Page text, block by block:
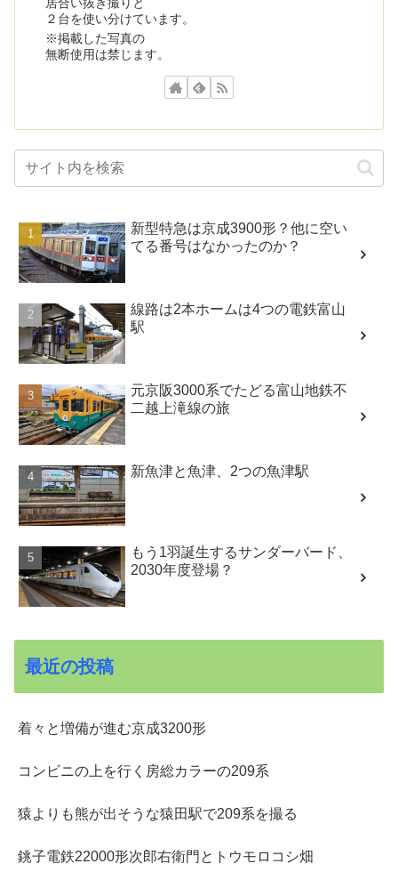
２台を使い分けています。
※掲載した写真の
無断使用は禁じます。
新型特急は京成3900形？他に空い
てる番号はなかったのか？
線路は2本ホームは4つの電鉄富山
駅
元京阪3000系でたどる富山地鉄不
二越上滝線の旅
新魚津と魚津、2つの魚津駅
もう1羽誕生するサンダーバード、
2030年度登場？
最近の投稿
着々と増備が進む京成3200形
コンビニの上を行く房総カラーの209系
猿よりも熊が出そうな猿田駅で209系を撮る
銚子電鉄22000形次郎右衛門とトウモロコシ畑